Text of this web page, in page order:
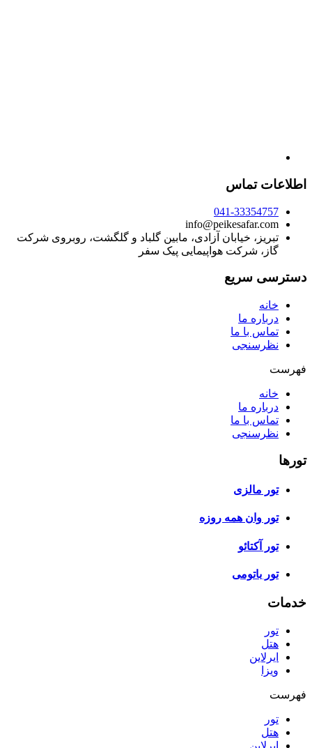
اطلاعات تماس
041-33354757
info@peikesafar.com
تبریز، خیابان آزادی، مابین گلباد و گلگشت، روبروی شرکت
گاز، شرکت هواپیمایی پیک سفر
دسترسی سریع
خانه
درباره ما
تماس با ما
نظرسنجی
فهرست
خانه
درباره ما
تماس با ما
نظرسنجی
تورها
تور مالزی
تور وان همه روزه
تور آکتائو
تور باتومی
خدمات
تور
هتل
ایرلاین
ویزا
فهرست
تور
هتل
ایرلاین